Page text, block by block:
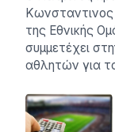
της Εθνικής
συμμετέχει
αθλητών για